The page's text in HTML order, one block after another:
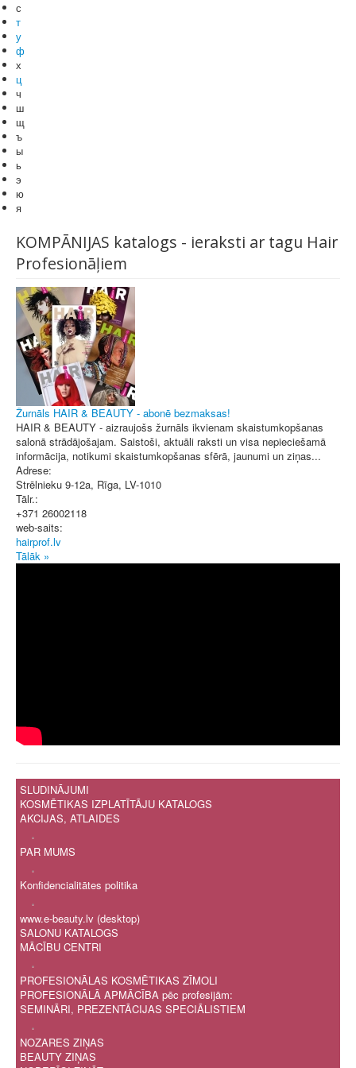
с
т
у
ф
х
ц
ч
ш
щ
ъ
ы
ь
э
ю
я
KOMPĀNIJAS katalogs - ieraksti ar tagu Hair
Profesionāļiem
Žurnāls HAIR & BEAUTY - abonē bezmaksas!
HAIR & BEAUTY - aizraujošs žurnāls ikvienam skaistumkopšanas
salonā strādājošajam. Saistoši, aktuāli raksti un visa nepieciešamā
informācija, notikumi skaistumkopšanas sfērā, jaunumi un ziņas...
Adrese:
Strēlnieku 9-12a, Rīga, LV-1010
Tālr.:
+371 26002118
web-saits:
hairprof.lv
Tālāk »
SLUDINĀJUMI
KOSMĒTIKAS IZPLATĪTĀJU KATALOGS
AKCIJAS, ATLAIDES
.
PAR MUMS
.
Konfidencialitātes politika
.
www.e-beauty.lv (desktop)
SALONU KATALOGS
MĀCĪBU CENTRI
.
PROFESIONĀLAS KOSMĒTIKAS ZĪMOLI
PROFESIONĀLĀ APMĀCĪBA pēc profesijām:
SEMINĀRI, PREZENTĀCIJAS SPECIĀLISTIEM
.
NOZARES ZIŅAS
BEAUTY ZIŅAS